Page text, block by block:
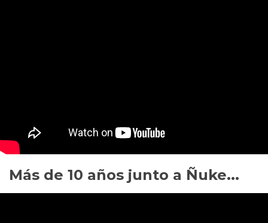
Más de 10 años junto a Ñuke...